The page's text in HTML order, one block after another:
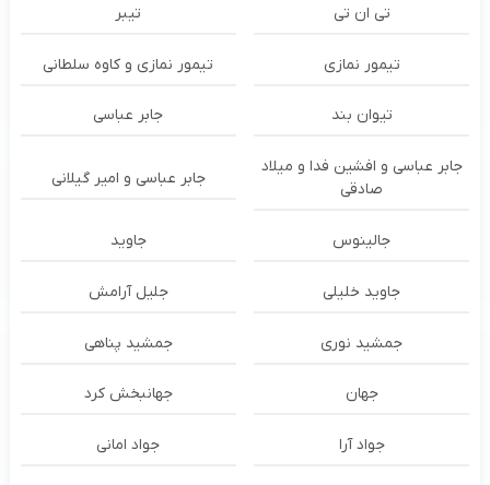
تی ان تی تیبر
تیمور نمازی تیمور نمازی و کاوه سلطانی
تیوان بند جابر عباسی
جابر عباسی و افشین فدا و میلاد
صادقی
جابر عباسی و امیر گیلانی
جالینوس جاوید
جاوید خلیلی جلیل آرامش
جمشید نوری جمشید پناهی
جهان جهانبخش کرد
جواد آرا جواد امانی